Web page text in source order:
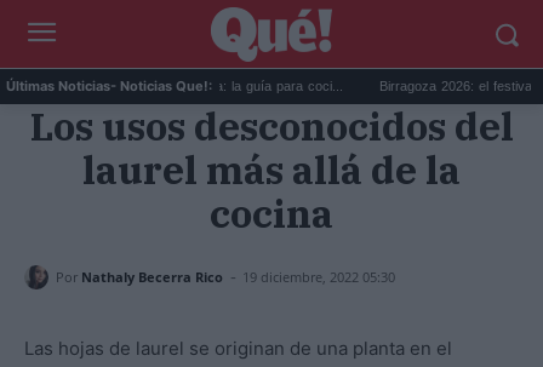
Últimas Noticias- Noticias Que!:
de la Cerveza: la guía para coci... Birragoza 2026: el festival de cerveza
Los usos desconocidos del
laurel más allá de la
cocina
Por Nathaly Becerra Rico - 19 diciembre, 2022 05:30
Las hojas de laurel se originan de una planta en el